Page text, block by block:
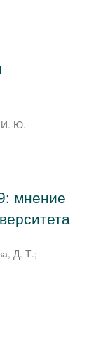
И. Ю.
мнение
Д. Т.;